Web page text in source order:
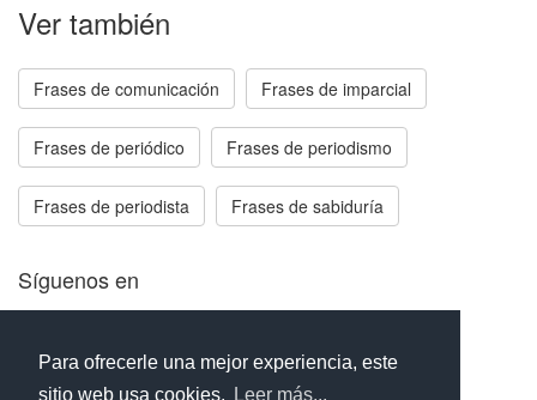
Para ofrecerle una mejor experiencia, este
sitio web usa cookies.
Leer más...
Ver también
Frases de comunicación Frases de imparcial
Frases de periódico Frases de periodismo
Frases de periodista Frases de sabiduría
Síguenos en